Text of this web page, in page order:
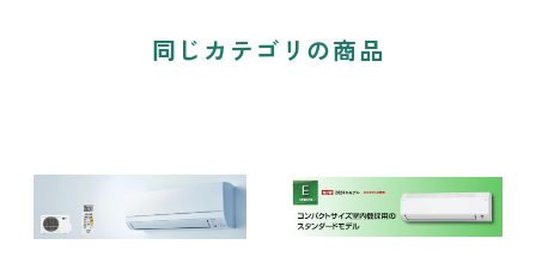
同じカテゴリの商品